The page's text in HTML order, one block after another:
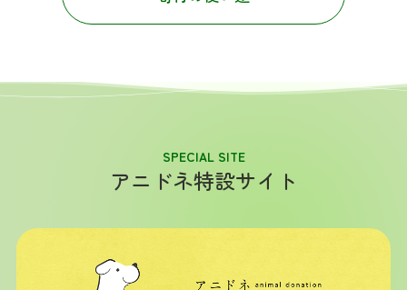
SPECIAL SITE
アニドネ特設サイト